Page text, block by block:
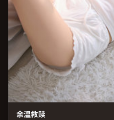
余温救赎